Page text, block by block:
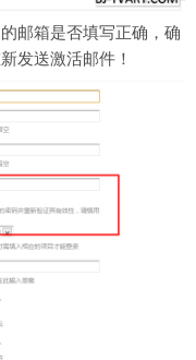
邮箱是否填写正确，确
发送激活邮件！